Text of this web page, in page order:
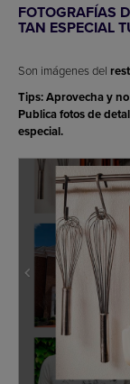
FOTOGRAFÍAS
TAN ESPECIAL
Son imágenes del
Tips: Aprovecha y
Publica fotos de
especial.